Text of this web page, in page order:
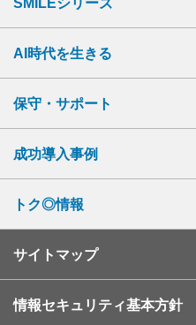
SMILEシリーズ
AI時代を生きる
保守・サポート
成功導入事例
トク◎情報
サイトマップ
情報セキュリティ基本方針